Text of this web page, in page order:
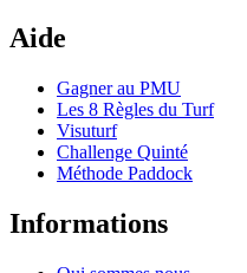
Aide
Gagner au PMU
Les 8 Règles du Turf
Visuturf
Challenge Quinté
Méthode Paddock
Informations